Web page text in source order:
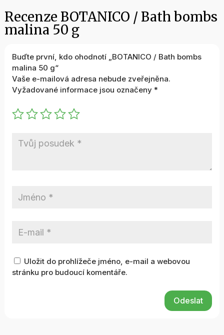
Recenze BOTANICO / Bath bombs
malina 50 g
Buďte první, kdo ohodnotí „BOTANICO / Bath bombs
malina 50 g“
Vaše e-mailová adresa nebude zveřejněna.
Vyžadované informace jsou označeny *
Uložit do prohlížeče jméno, e-mail a webovou
stránku pro budoucí komentáře.
Odeslat